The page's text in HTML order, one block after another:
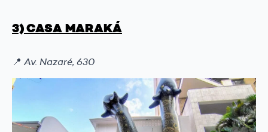
3) CASA MARAKÁ
📍 Av. Nazaré, 630